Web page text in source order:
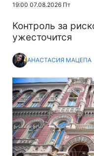
19:00 07.08.2026 Пт
Контроль за
ужесточится
АНАСТАСИЯ МАЦЕПА